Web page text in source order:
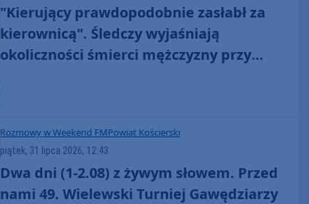
"Kierujący prawdopodobnie zasłabł za
kierownicą". Śledczy wyjaśniają
okoliczności śmierci mężczyzny przy
Rozmowy w Weekend FMPowiat Kościerski
piątek, 31 lipca 2026, 12:43
Dwa dni (1-2.08) z żywym słowem. Przed
nami 49. Wielewski Turniej Gawędziarzy